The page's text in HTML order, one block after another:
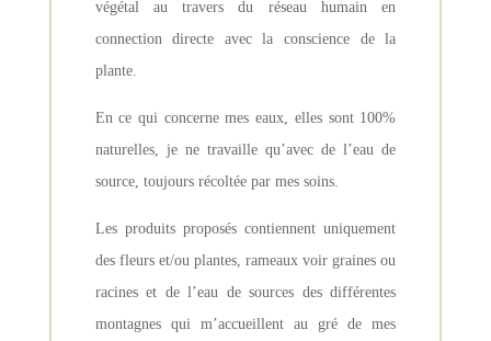
végétal au travers du réseau humain en
connection directe avec la conscience de la
plante.
En ce qui concerne mes eaux, elles sont 100%
naturelles, je ne travaille qu’avec de l’eau de
source, toujours récoltée par mes soins.
Les produits proposés contiennent uniquement
des fleurs et/ou plantes, rameaux voir graines ou
racines et de l’eau de sources des différentes
montagnes qui m’accueillent au gré de mes